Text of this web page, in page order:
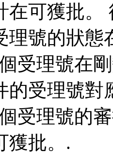
在可獲批。
理號的狀態
受理號在
的受理號對
受理號的
獲批。.